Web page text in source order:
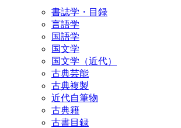
書誌学・目録
言語学
国語学
国文学
国文学（近代）
古典芸能
古典複製
近代自筆物
古典籍
古書目録